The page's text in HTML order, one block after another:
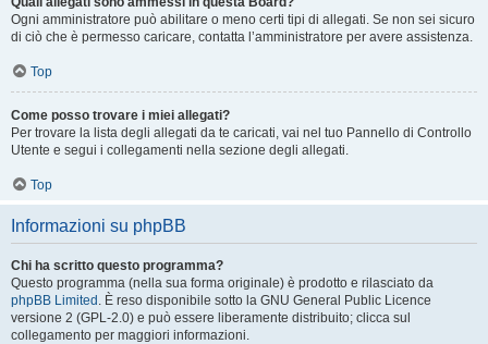
Ogni amministratore può abilitare o meno certi tipi di allegati. Se non sei sicuro
di ciò che è permesso caricare, contatta l’amministratore per avere assistenza.
Top
Come posso trovare i miei allegati?
Per trovare la lista degli allegati da te caricati, vai nel tuo Pannello di Controllo
Utente e segui i collegamenti nella sezione degli allegati.
Top
Informazioni su phpBB
Chi ha scritto questo programma?
Questo programma (nella sua forma originale) è prodotto e rilasciato da
phpBB Limited . È reso disponibile sotto la GNU General Public Licence
versione 2 (GPL-2.0) e può essere liberamente distribuito; clicca sul
collegamento per maggiori informazioni.